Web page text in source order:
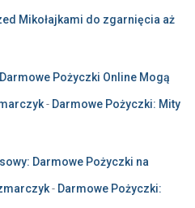
Mikołajkami do zgarnięcia aż
Pożyczki Online Mogą
- Darmowe Pożyczki: Mity
Darmowe Pożyczki na
- Darmowe Pożyczki: